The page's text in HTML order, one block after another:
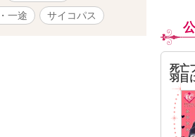
一途 サイコパス
死亡
羽目